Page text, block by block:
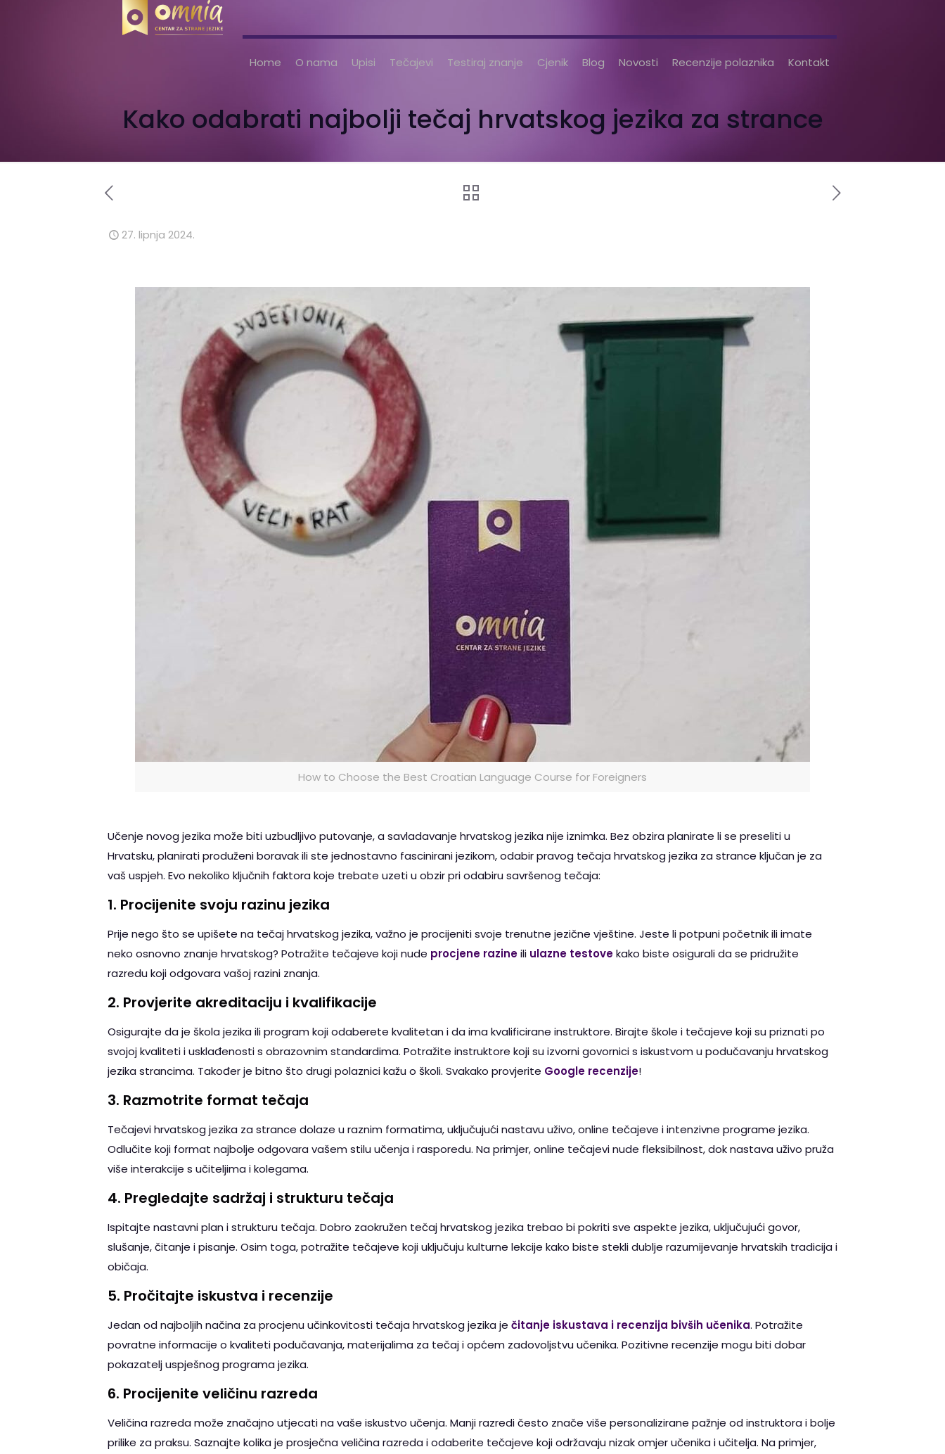
Home O nama Upisi Tečajevi Testiraj znanje Cjenik Blog Novosti Recenzije polaznika Kontakt
Kako odabrati najbolji tečaj hrvatskog jezika za strance
27. lipnja 2024.
How to Choose the Best Croatian Language Course for Foreigners
Učenje novog jezika može biti uzbudljivo putovanje, a savladavanje hrvatskog jezika nije iznimka. Bez obzira planirate li se preseliti u
Hrvatsku, planirati produženi boravak ili ste jednostavno fascinirani jezikom, odabir pravog tečaja hrvatskog jezika za strance ključan je za
vaš uspjeh. Evo nekoliko ključnih faktora koje trebate uzeti u obzir pri odabiru savršenog tečaja:
1. Procijenite svoju razinu jezika
Prije nego što se upišete na tečaj hrvatskog jezika, važno je procijeniti svoje trenutne jezične vještine. Jeste li potpuni početnik ili imate
neko osnovno znanje hrvatskog? Potražite tečajeve koji nude procjene razineiliulazne testovekako biste osigurali da se pridružite
razredu koji odgovara vašoj razini znanja.
2. Provjerite akreditaciju i kvalifikacije
Osigurajte da je škola jezika ili program koji odaberete kvalitetan i da ima kvalificirane instruktore. Birajte škole i tečajeve koji su priznati po
svojoj kvaliteti i usklađenosti s obrazovnim standardima. Potražite instruktore koji su izvorni govornici s iskustvom u podučavanju hrvatskog
jezika strancima. Također je bitno što drugi polaznici kažu o školi. Svakako provjerite Google recenzije!
3. Razmotrite format tečaja
Tečajevi hrvatskog jezika za strance dolaze u raznim formatima, uključujući nastavu uživo, online tečajeve i intenzivne programe jezika.
Odlučite koji format najbolje odgovara vašem stilu učenja i rasporedu. Na primjer, online tečajevi nude fleksibilnost, dok nastava uživo pruža
više interakcije s učiteljima i kolegama.
4. Pregledajte sadržaj i strukturu tečaja
Ispitajte nastavni plan i strukturu tečaja. Dobro zaokružen tečaj hrvatskog jezika trebao bi pokriti sve aspekte jezika, uključujući govor,
slušanje, čitanje i pisanje. Osim toga, potražite tečajeve koji uključuju kulturne lekcije kako biste stekli dublje razumijevanje hrvatskih tradicija i
običaja.
5. Pročitajte iskustva i recenzije
Jedan od najboljih načina za procjenu učinkovitosti tečaja hrvatskog jezika je čitanje iskustava i recenzija bivših učenika. Potražite
povratne informacije o kvaliteti podučavanja, materijalima za tečaj i općem zadovoljstvu učenika. Pozitivne recenzije mogu biti dobar
pokazatelj uspješnog programa jezika.
6. Procijenite veličinu razreda
Veličina razreda može značajno utjecati na vaše iskustvo učenja. Manji razredi često znače više personalizirane pažnje od instruktora i bolje
prilike za praksu. Saznajte kolika je prosječna veličina razreda i odaberite tečajeve koji održavaju nizak omjer učenika i učitelja. Na primjer,